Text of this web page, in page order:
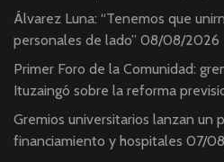
Álvarez Luna: “Tenemos que
personales de lado” 08/08/2026
Primer Foro de la Comunidad:
Ituzaingó sobre la reforma
Gremios universitarios lanzan un
financiamiento y hospitales 07/